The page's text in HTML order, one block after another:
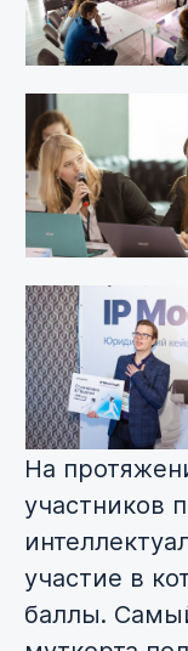
На
участников
участие в
баллы.